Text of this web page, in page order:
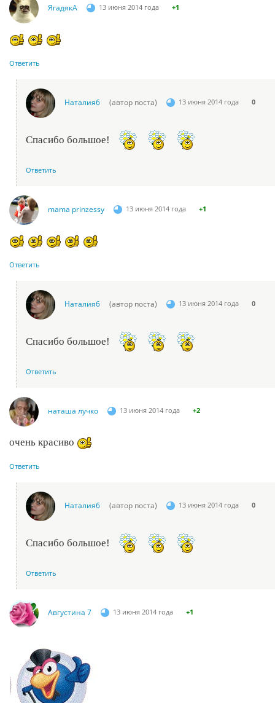
ЯгадякА 13 июня 2014 года +1
Ответить
Наталия6 (автор поста) 13 июня 2014 года 0
Спасибо большое!
Ответить
mama prinzessy 13 июня 2014 года +1
Ответить
Наталия6 (автор поста) 13 июня 2014 года 0
Спасибо большое!
Ответить
наташа лучко 13 июня 2014 года +2
очень красиво
Ответить
Наталия6 (автор поста) 13 июня 2014 года 0
Спасибо большое!
Ответить
Августина 7 13 июня 2014 года +1